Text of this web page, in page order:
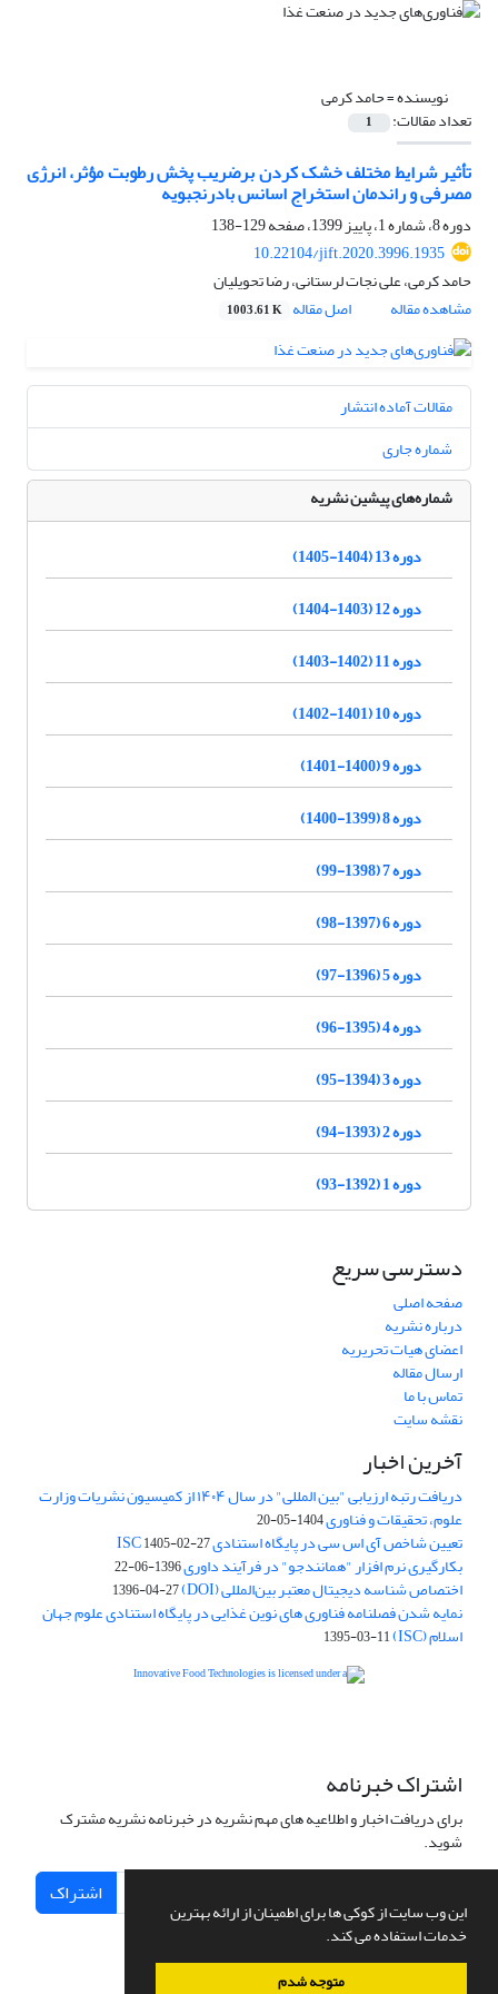
این وب سایت از کوکی ها برای اطمینان از ارائه بهترین
خدمات استفاده می کند.
متوجه شدم
نویسنده =حامد کرمی
تعداد مقالات: 1
تأثیر شرایط مختلف خشک کردن برضریب پخش رطوبت مؤثر، انرژی
مصرفی و راندمان استخراج اسانس بادرنجبویه
دوره 8، شماره 1، پاییز 1399، صفحه
129-138
10.22104/jift.2020.3996.1935
حامد کرمی، علی نجات لرستانی، رضا تحویلیان
مشاهده مقاله
اصل مقاله 1003.61 K
مقالات آماده انتشار
شماره جاری
شماره‌های پیشین نشریه
دوره 13 (1404-1405)
دوره 12 (1403-1404)
دوره 11 (1402-1403)
دوره 10 (1401-1402)
دوره 9 (1400-1401)
دوره 8 (1399-1400)
دوره 7 (1398-99)
دوره 6 (1397-98)
دوره 5 (1396-97)
دوره 4 (1395-96)
دوره 3 (1394-95)
دوره 2 (1393-94)
دوره 1 (1392-93)
دسترسی سریع
صفحه اصلی
درباره نشریه
اعضای هیات تحریریه
ارسال مقاله
تماس با ما
نقشه سایت
آخرین اخبار
دریافت رتبه ارزیابی "بین المللی" در سال ۱۴۰۴ از کمیسیون نشریات وزارت
علوم، تحقیقات و فناوری1404-05-20
تعیین شاخص آی اس سی در پایگاه استنادی ISC1405-02-27
بکارگیری نرم افزار "همانندجو" در فرآیند داوری1396-06-22
اختصاص شناسه دیجیتال معتبر بین‌المللی (DOI) 1396-04-27
نمایه شدن فصلنامه فناوری های نوین غذایی در پایگاه استنادی علوم جهان
اسلام (ISC) 1395-03-11
اشتراک خبرنامه
برای دریافت اخبار و اطلاعیه های مهم نشریه در خبرنامه نشریه مشترک
شوید.
اشتراک